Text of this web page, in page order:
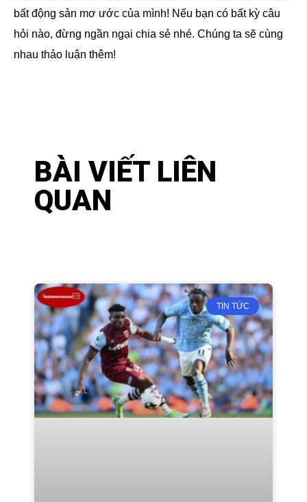
bất động sản mơ ước của mình! Nếu bạn có bất kỳ câu
hỏi nào, đừng ngần ngại chia sẻ nhé. Chúng ta sẽ cùng
nhau thảo luận thêm!
BÀI VIẾT LIÊN
QUAN
TIN TỨC